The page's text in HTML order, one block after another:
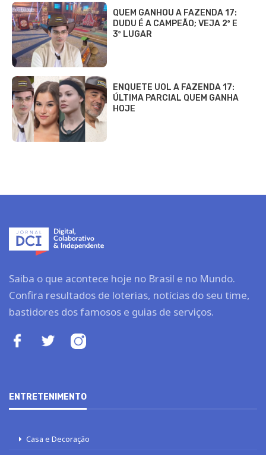
QUEM GANHOU A FAZENDA 17:
DUDU É A CAMPEÃO; VEJA 2º E
3º LUGAR
ENQUETE UOL A FAZENDA 17:
ÚLTIMA PARCIAL QUEM GANHA
HOJE
Saiba o que acontece hoje no Brasil e no Mundo.
Confira resultados de loterias, notícias do seu time,
bastidores dos famosos e guias de serviços.
ENTRETENIMENTO
Casa e Decoração